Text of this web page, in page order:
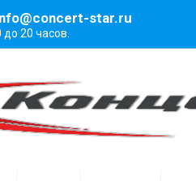
star.ru
до 20 часов.